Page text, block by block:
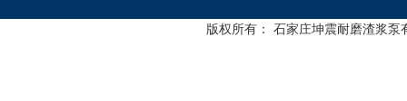
版权所有： 石家庄坤震耐磨渣浆